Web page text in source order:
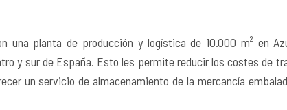
planta de producción y logística de 10.000 m² en
y sur de España. Esto les permite reducir los costes de
un servicio de almacenamiento de la mercancía